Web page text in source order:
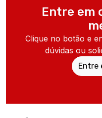
Entre em
Clique no botão e
dúvidas ou
Entre